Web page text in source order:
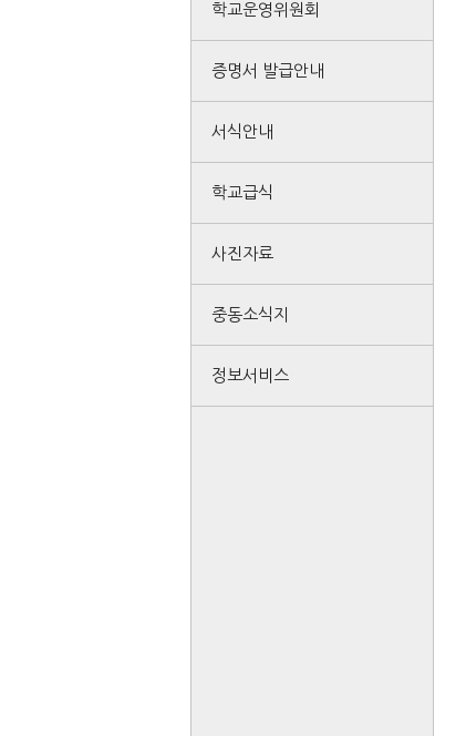
학교운영위원회
증명서 발급안내
서식안내
학교급식
사진자료
중동소식지
정보서비스